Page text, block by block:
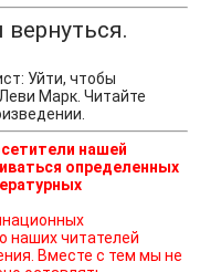
Уйти, чтобы
Марк. Читайте
нашей
определенных
Вместе с тем мы не